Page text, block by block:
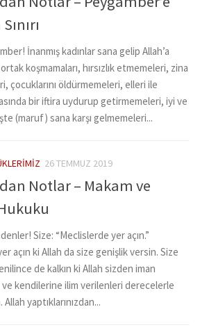
İnanmış kadınlar sana gelip Allah’a
koşmamaları, hırsızlık etmemeleri, zina
çocuklarını öldürmemeleri, elleri ile
bir iftira uydurup getirmemeleri, iyi ve
(maruf) sana karşı gelmemeleri...
26 TEMMUZ 2019
Notlar – Makam ve
Size: “Meclislerde yer açın.”
açın ki Allah da size genişlik versin. Size
de kalkın ki Allah sizden iman
kendilerine ilim verilenleri derecelerle
yaptıklarınızdan...